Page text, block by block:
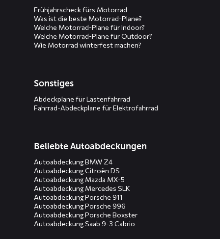
Frühjahrscheck fürs Motorrad
Was ist die beste Motorrad-Plane?
Welche Motorrad-Plane für Indoor?
Welche Motorrad-Plane für Outdoor?
Wie Motorrad winterfest machen?
Sonstiges
Abdeckplane für Lastenfahrrad
Fahrrad-Abdeckplane für Elektrofahrrad
Beliebte Autoabdeckungen
Autoabdeckung BMW Z4
Autoabdeckung Citroën DS
Autoabdeckung Mazda MX-5
Autoabdeckung Mercedes SLK
Autoabdeckung Porsche 911
Autoabdeckung Porsche 996
Autoabdeckung Porsche Boxster
Autoabdeckung Saab 9-3 Cabrio